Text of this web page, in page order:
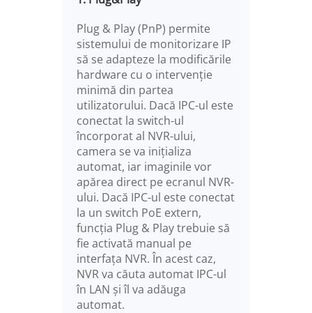
Plug & Play (PnP) permite
sistemului de monitorizare IP
să se adapteze la modificările
hardware cu o intervenție
minimă din partea
utilizatorului. Dacă IPC-ul este
conectat la switch-ul
încorporat al NVR-ului,
camera se va inițializa
automat, iar imaginile vor
apărea direct pe ecranul NVR-
ului. Dacă IPC-ul este conectat
la un switch PoE extern,
funcția Plug & Play trebuie să
fie activată manual pe
interfața NVR. În acest caz,
NVR va căuta automat IPC-ul
în LAN și îl va adăuga
automat.